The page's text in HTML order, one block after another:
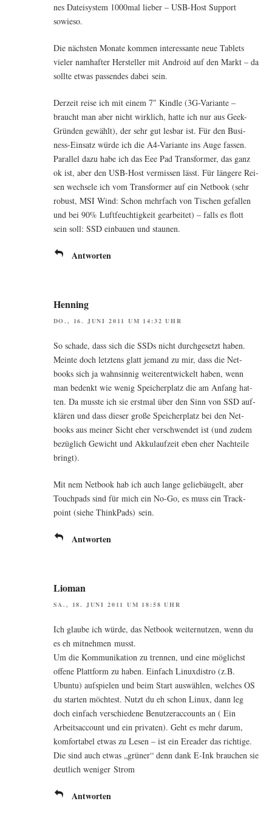
nes Datei­sys­tem 1000mal lie­ber – USB-Host Sup­port
sowieso.
Die nächs­ten Mona­te kom­men inter­es­san­te neue Tablets
vie­ler nam­haf­ter Her­stel­ler mit Android auf den Markt – da
soll­te etwas pas­sen­des dabei sein.
Der­zeit rei­se ich mit einem 7″ Kind­le (3G-Vari­an­te –
braucht man aber nicht wirk­lich, hat­te ich nur aus Geek-
Grün­den gewählt), der sehr gut les­bar ist. Für den Busi­
ness-Ein­satz wür­de ich die A4-Vari­an­te ins Auge fas­sen.
Par­al­lel dazu habe ich das Eee Pad Trans­for­mer, das ganz
ok ist, aber den USB-Host ver­mis­sen lässt. Für län­ge­re Rei­
sen wech­se­le ich vom Trans­for­mer auf ein Net­book (sehr
robust, MSI Wind: Schon mehr­fach von Tischen gefal­len
und bei 90% Luft­feuch­tig­keit gear­bei­tet) – falls es flott
sein soll: SSD ein­bau­en und staunen.
Antworten
Henning
DO., 16. JUNI 2011 UM 14:32 UHR
So scha­de, dass sich die SSDs nicht durch­ge­setzt haben.
Mein­te doch letz­tens glatt jemand zu mir, dass die Net­
books sich ja wahn­sin­nig wei­ter­ent­wi­ckelt haben, wenn
man bedenkt wie wenig Spei­cher­platz die am Anfang hat­
ten. Da muss­te ich sie erst­mal über den Sinn von SSD auf­
klä­ren und dass die­ser gro­ße Spei­cher­platz bei den Net­
books aus mei­ner Sicht eher ver­schwen­det ist (und zudem
bezüg­lich Gewicht und Akku­lauf­zeit eben eher Nach­tei­le
bringt).
Mit nem Net­book hab ich auch lan­ge gelieb­äu­gelt, aber
Touch­pads sind für mich ein No-Go, es muss ein Track­
point (sie­he Think­Pads) sein.
Antworten
Lioman
SA., 18. JUNI 2011 UM 18:58 UHR
Ich glau­be ich wür­de, das Net­book wei­ter­nut­zen, wenn du
es eh mit­neh­men musst.
Um die Kom­mu­ni­ka­ti­on zu tren­nen, und eine mög­lichst
offe­ne Platt­form zu haben. Ein­fach Linux­dis­tro (z.B.
Ubun­tu) auf­spie­len und beim Start aus­wäh­len, wel­ches OS
du star­ten möch­test. Nutzt du eh schon Linux, dann leg
doch ein­fach ver­schie­de­ne Benut­zer­ac­counts an ( Ein
Arbeits­ac­count und ein pri­va­ten). Geht es mehr dar­um,
kom­for­ta­bel etwas zu Lesen – ist ein Erea­der das rich­ti­ge.
Die sind auch etwas „grü­ner“ denn dank E‑Ink brau­chen sie
deut­lich weni­ger Strom
Antworten